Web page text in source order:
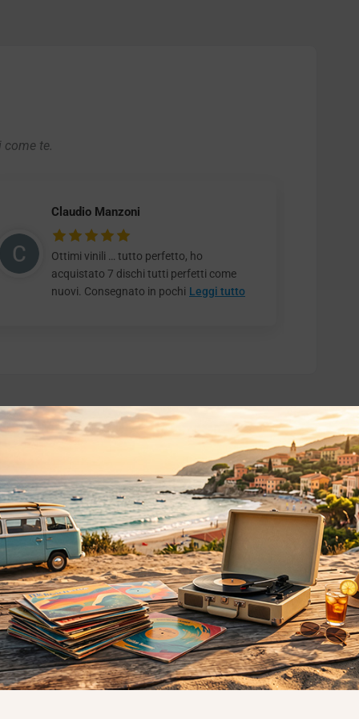
te.
Claudio Manzoni
Ottimi vinili … tutto perfetto, ho
acquistato 7 dischi tutti perfetti come
nuovi. Consegnato in pochi Leggi tutto
essere interessati!
dei
Privacy
Privacy Policy
Cookie Policy (UE)